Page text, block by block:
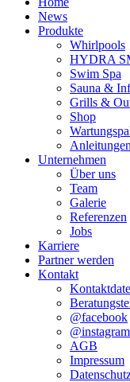
News
Produkte
Whirlpools
HYDRA
Swim Spa
Sauna &
Grills &
Shop
Anleitungen
Unternehmen
Über uns
Team
Galerie
Referenzen
Jobs
Karriere
Partner werden
Kontakt
@facebook
@instagram
AGB
Impressum